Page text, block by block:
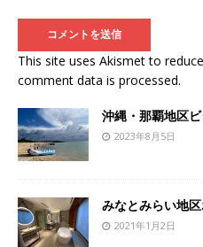
This site uses Akismet to
comment data is processed.
沖縄・那覇地区
2023年8月5日
みなとみらい地
2021年1月2日